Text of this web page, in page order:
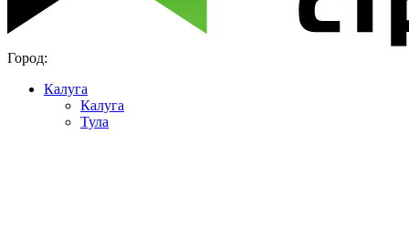
Город:
Калуга
Калуга
Тула